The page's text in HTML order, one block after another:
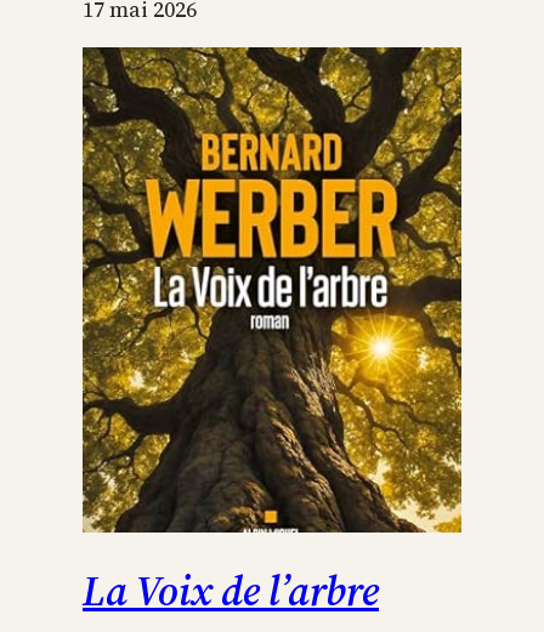
petits
bonheurs
17 mai 2026
La Voix de l’arbre